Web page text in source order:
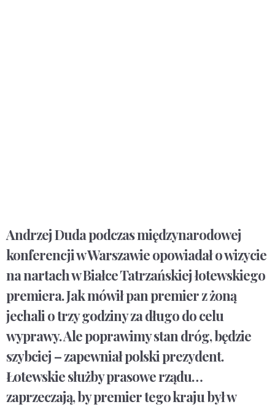
Andrzej Duda podczas międzynarodowej
konferencji w Warszawie opowiadał o wizycie
na nartach w Białce Tatrzańskiej łotewskiego
premiera. Jak mówił pan premier z żoną
jechali o trzy godziny za długo do celu
wyprawy. Ale poprawimy stan dróg, będzie
szybciej – zapewniał polski prezydent.
Łotewskie służby prasowe rządu…
zaprzeczają, by premier tego kraju był w